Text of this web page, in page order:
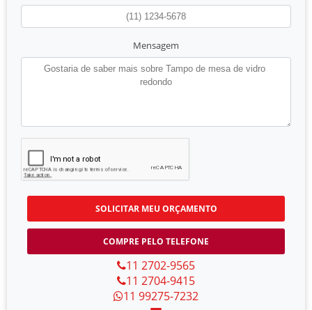
Mensagem
SOLICITAR MEU ORÇAMENTO
COMPRE PELO TELEFONE
11 2702-9565
11 2704-9415
11 99275-7232